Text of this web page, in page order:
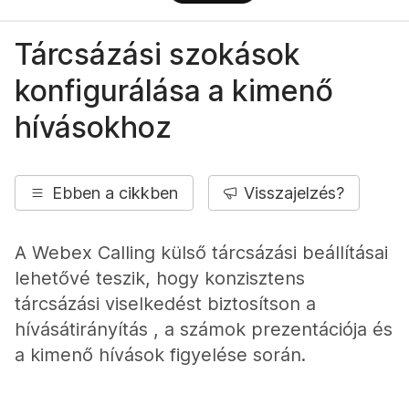
Tárcsázási szokások
konfigurálása a kimenő
hívásokhoz
Ebben a cikkben Visszajelzés?
A Webex Calling külső tárcsázási beállításai
lehetővé teszik, hogy konzisztens
tárcsázási viselkedést biztosítson a
hívásátirányítás , a számok prezentációja és
a kimenő hívások figyelése során.